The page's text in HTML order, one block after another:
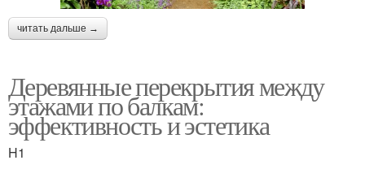
читать дальше →
Деревянные перекрытия между
этажами по балкам:
эффективность и эстетика
H1